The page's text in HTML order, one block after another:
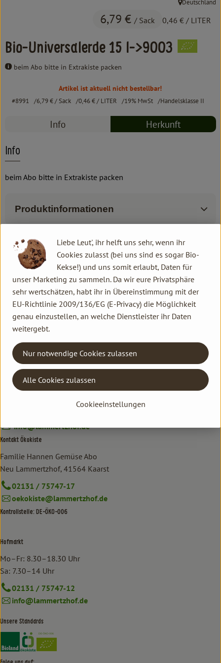
Getränke
Haushalt
Einkaufen
Aktuelles
Bio-Universalerde 15 l->9003
beim Abo bitte in Extrakiste packen
6,79 € / Sack 0,46 € / LITER
, Herkunft:
Deutschland
Artikel ist aktuell nicht bestellbar!
#8991 6,79 €/ Sack 0,46 €/ LITER 19% MwSt Handelsklasse II
Info Herkunft
Info
beim Abo bitte in Extrakiste packen
Produktinformationen
Produktdatenblatt
Herkunft
Hersteller: ÖKH
Deutschland
Kontakt allgemein
Familie Hannen GbR
info@lammertzhof.de
Kontakt Ökokiste
Familie Hannen Gemüse Abo
Neu Lammertzhof, 41564 Kaarst
02131 / 75747-17
oekokiste@lammertzhof.de
Kontrollstelle: DE-ÖKO-006
Hofmarkt
Mo–Fr: 8.30–18.30 Uhr
Sa: 7.30–14 Uhr
02131 / 75747-12
info@lammertzhof.de
Unsere Standards
Externer Link zu https://www.bioland.de/verbraucher
Externer Link zu https://www.oekokiste.de/
Liebe Leut', ihr helft uns sehr, wenn ihr
Cookies zulasst (bei uns sind es sogar Bio-
Kekse!) und uns somit erlaubt, Daten für
unser Marketing zu sammeln. Da wir eure Privatsphäre
sehr wertschätzen, habt ihr in Übereinstimmung mit der
EU-Richtlinie 2009/136/EG (E-Privacy) die Möglichkeit
genau einzustellen, an welche Dienstleister ihr Daten
weitergebt.
Cookieeinstellungen
Nur notwendige Cookies zulassen
Alle Cookies zulassen